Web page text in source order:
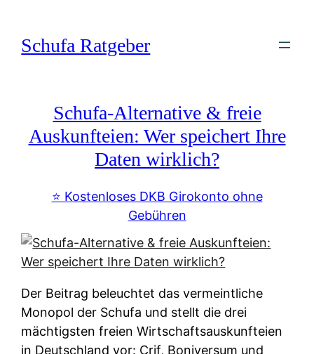
springen
Schufa Ratgeber
Schufa-Alternative & freie
Auskunfteien: Wer speichert Ihre
Daten wirklich?
⭐️ Kostenloses DKB Girokonto ohne
Gebühren
Der Beitrag beleuchtet das vermeintliche
Monopol der Schufa und stellt die drei
mächtigsten freien Wirtschaftsauskunfteien
in Deutschland vor: Crif, Boniversum und